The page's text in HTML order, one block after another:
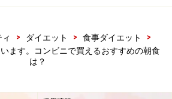
> ダイエット > 食事ダイエット
>
ます。コンビニで買えるおすすめの朝食
は？